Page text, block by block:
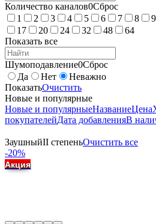
Количество каналов0Сброс
1
2 3 4 5 6 7 8 9
17
20 24 32 48
64
Показать все
Шумоподавление0Сброс
Да
Нет
Неважно
ПоказатьОчистить
Новые и популярные
Новые и популярныеНазваниеЦена
покупателейДата добавленияВ
ЗаушныйII степеньОчистить все
-20%
Акция